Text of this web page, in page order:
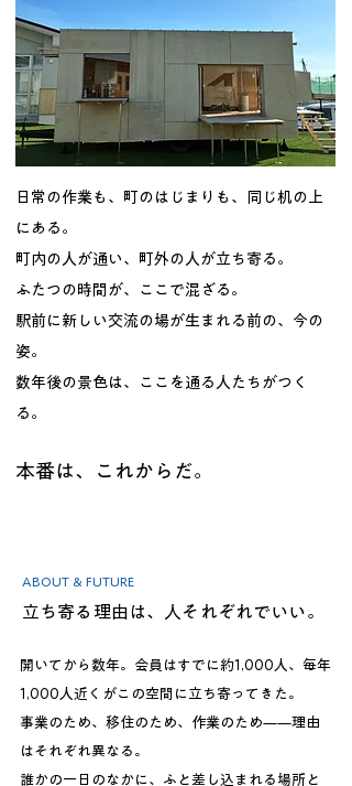
日常の作業も、町のはじまりも、同じ机の上
にある。
町内の人が通い、町外の人が立ち寄る。
ふたつの時間が、ここで混ざる。
駅前に新しい交流の場が生まれる前の、今の
姿。
数年後の景色は、ここを通る人たちがつく
る。
本番は、これからだ。
ABOUT & FUTURE
立ち寄る理由は、人それぞれでいい。
開いてから数年。会員はすでに約1,000人、毎年
1,000人近くがこの空間に立ち寄ってきた。
事業のため、移住のため、作業のため——理由
はそれぞれ異なる。
誰かの一日のなかに、ふと差し込まれる場所と